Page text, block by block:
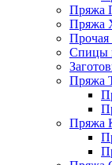
Пряжа
Пряжа
Прочая
Спицы
Пряжа
Пряжа